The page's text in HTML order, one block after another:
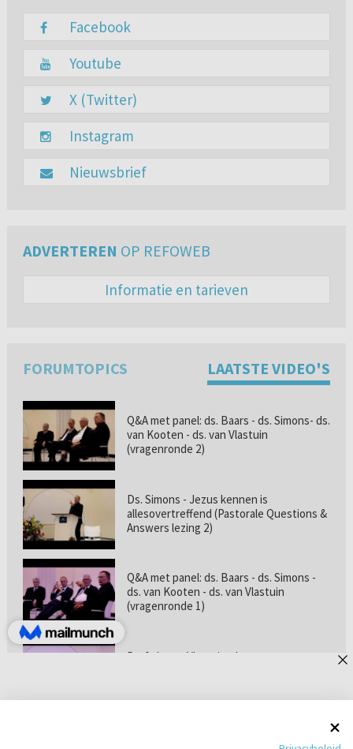
Facebook
Youtube
X (Twitter)
Instagram
Nieuwsbrief
ADVERTEREN OP REFOWEB
Informatie en tarieven
FORUMTOPICS LAATSTE VIDEO'S
Q&A met panel: ds. Baars - ds. Simons- ds.
van Kooten - ds. van Vlastuin
(vragenronde 2)
Ds. Simons - Jezus kennen is
allesovertreffend (Pastorale Questions &
Answers lezing 2)
Q&A met panel: ds. Baars - ds. Simons -
ds. van Kooten - ds. van Vlastuin
(vragenronde 1)
Prof. dr. van Vlastuin - Is